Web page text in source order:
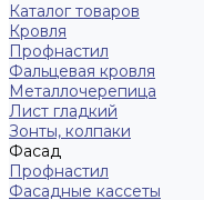
Каталог товаров
Кровля
Профнастил
Фальцевая кровля
Металлочерепица
Лист гладкий
Зонты, колпаки
Фасад
Профнастил
Фасадные кассеты